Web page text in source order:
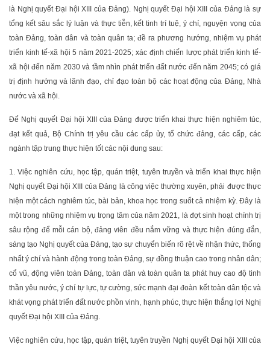
là Nghị quyết Đại hội XIII của Đảng). Nghị quyết Đại hội XIII của Đảng là sự
tổng kết sâu sắc lý luận và thực tiễn, kết tinh trí tuệ, ý chí, nguyện vọng của
toàn Đảng, toàn dân và toàn quân ta; đề ra phương hướng, nhiệm vụ phát
triển kinh tế-xã hội 5 năm 2021-2025; xác định chiến lược phát triển kinh tế-
xã hội đến năm 2030 và tầm nhìn phát triển đất nước đến năm 2045; có giá
trị định hướng và lãnh đạo, chỉ đạo toàn bộ các hoạt động của Đảng, Nhà
nước và xã hội.
Để Nghị quyết Đại hội XIII của Đảng được triển khai thực hiện nghiêm túc,
đạt kết quả, Bộ Chính trị yêu cầu các cấp ủy, tổ chức đảng, các cấp, các
ngành tập trung thực hiện tốt các nội dung sau:
1. Việc nghiên cứu, học tập, quán triệt, tuyên truyền và triển khai thực hiện
Nghị quyết Đại hội XIII của Đảng là công việc thường xuyên, phải được thực
hiện một cách nghiêm túc, bài bản, khoa học trong suốt cả nhiệm kỳ. Đây là
một trong những nhiệm vụ trọng tâm của năm 2021, là đợt sinh hoạt chính trị
sâu rộng để mỗi cán bộ, đảng viên đều nắm vững và thực hiện đúng đắn,
sáng tạo Nghị quyết của Đảng, tạo sự chuyển biến rõ rệt về nhận thức, thống
nhất ý chí và hành động trong toàn Đảng, sự đồng thuận cao trong nhân dân;
cổ vũ, động viên toàn Đảng, toàn dân và toàn quân ta phát huy cao độ tinh
thần yêu nước, ý chí tự lực, tự cường, sức mạnh đại đoàn kết toàn dân tộc và
khát vọng phát triển đất nước phồn vinh, hạnh phúc, thực hiện thắng lợi Nghị
quyết Đại hội XIII của Đảng.
Việc nghiên cứu, học tập, quán triệt, tuyên truyền Nghị quyết Đại hội XIII của